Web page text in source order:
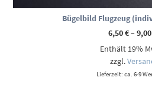
Bügelbild Flugzeug
6,50€–9,00
Enthält 19%
zzgl.
Lieferzeit: ca. 6-9